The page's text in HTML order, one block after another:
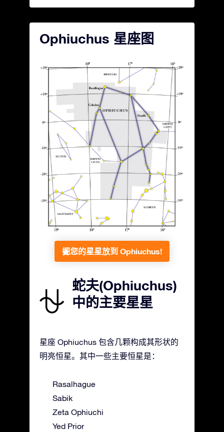
Ophiuchus 星座图
把您的星星放到 Ophiuchus!
蛇夫(Ophiuchus)
中的主要星星
星座 Ophiuchus 包含几颗构成其形状的
明亮恒星。其中一些主要恒星是：
Rasalhague
Sabik
Zeta Ophiuchi
Yed Prior